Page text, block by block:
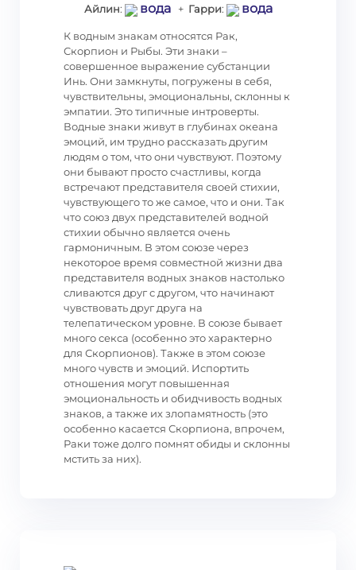
Айлин: вода+ Гарри: вода
К водным знакам относятся Рак,
Скорпион и Рыбы. Эти знаки –
совершенное выражение субстанции
Инь. Они замкнуты, погружены в себя,
чувствительны, эмоциональны, склонны к
эмпатии. Это типичные интроверты.
Водные знаки живут в глубинах океана
эмоций, им трудно рассказать другим
людям о том, что они чувствуют. Поэтому
они бывают просто счастливы, когда
встречают представителя своей стихии,
чувствующего то же самое, что и они. Так
что союз двух представителей водной
стихии обычно является очень
гармоничным. В этом союзе через
некоторое время совместной жизни два
представителя водных знаков настолько
сливаются друг с другом, что начинают
чувствовать друг друга на
телепатическом уровне. В союзе бывает
много секса (особенно это характерно
для Скорпионов). Также в этом союзе
много чувств и эмоций. Испортить
отношения могут повышенная
эмоциональность и обидчивость водных
знаков, а также их злопамятность (это
особенно касается Скорпиона, впрочем,
Раки тоже долго помнят обиды и склонны
мстить за них).